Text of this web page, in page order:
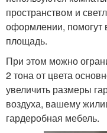
пространством и
оформлении, помогут
площадь.
При этом можно
2 тона от цвета
увеличить размеры
воздуха, вашему
гардеробная мебель.